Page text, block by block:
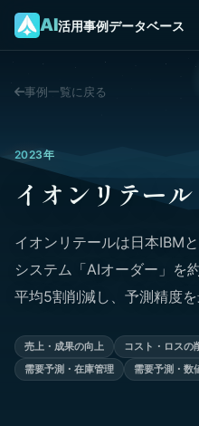
AI活用事例データベース
事例一覧に戻る
2023年
イオンリテー
イオンリテールは日本IBM
システム「AIオーダー」を
平均5割削減し、予測精度を
売上・成果の向上 コスト・ロスの
需要予測・在庫管理
需要予測・数